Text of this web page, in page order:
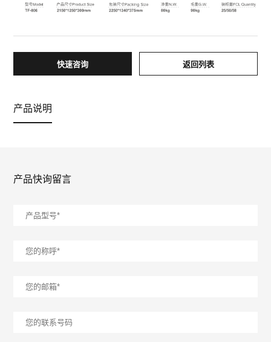
快速咨询 返回列表
产品说明
产品快询留言